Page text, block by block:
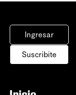
Ingresar
Suscribite